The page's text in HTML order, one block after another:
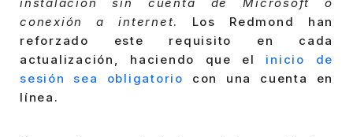
instalación sin cuenta de Microsoft o
conexión a internet. Los Redmond han
reforzado este requisito en cada
actualización, haciendo que el
inicio de
sesión sea obligatorio con una cuenta en
línea.